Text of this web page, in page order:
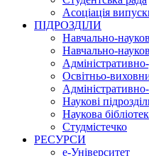
Асоціація
ПІДРОЗДІЛИ
Навчально-
Навчально-
Освітньо-
Наукові
Наукова
Студмістечко
РЕСУРСИ
е-Університет